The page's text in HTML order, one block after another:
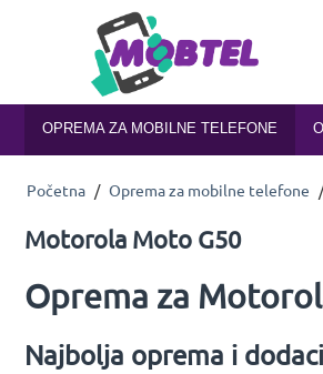
OPREMA ZA MOBILNE TELEFONE
Početna / Oprema za mobilne telefone /
Motorola Moto G50
Oprema za
Najbolja oprema i